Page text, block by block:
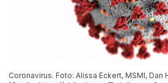
Coronavirus. Foto: Alissa Eckert, MSMI,